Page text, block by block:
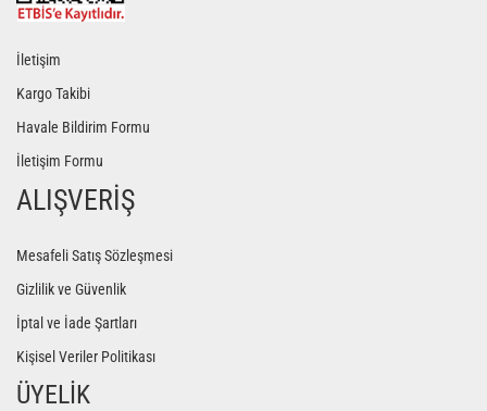
İletişim
Kargo Takibi
Havale Bildirim Formu
İletişim Formu
ALIŞVERİŞ
Mesafeli Satış Sözleşmesi
Gizlilik ve Güvenlik
İptal ve İade Şartları
Kişisel Veriler Politikası
ÜYELİK